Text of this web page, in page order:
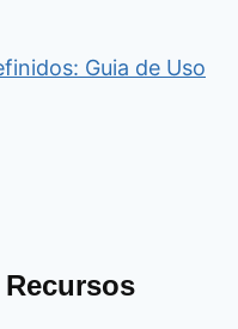
Guia de Uso